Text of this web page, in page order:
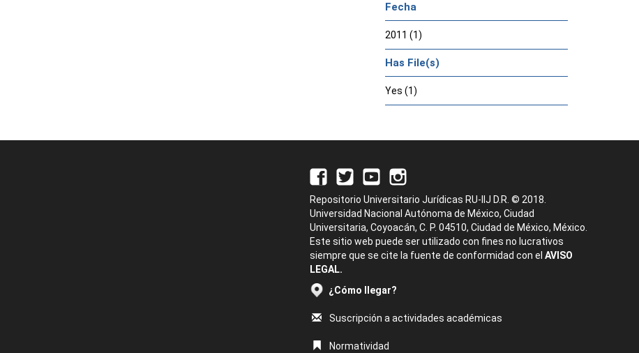
Fecha
2011 (1)
Has File(s)
Yes (1)
Repositorio Universitario Jurídicas RU-IIJ D.R. © 2018.
Universidad Nacional Autónoma de México, Ciudad
Universitaria, Coyoacán, C. P. 04510, Ciudad de México, México.
Este sitio web puede ser utilizado con fines no lucrativos
siempre que se cite la fuente de conformidad con el AVISO
LEGAL.
¿Cómo llegar?
Suscripción a actividades académicas
Normatividad